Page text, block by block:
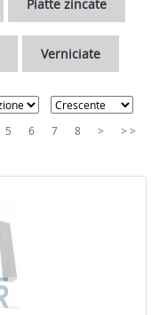
Piatte zincate
Verniciate
5 6 7 8 > > >